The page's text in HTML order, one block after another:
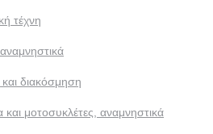
τέχνη
αναμνηστικά
διακόσμηση
και μοτοσυκλέτες, αναμνηστικά